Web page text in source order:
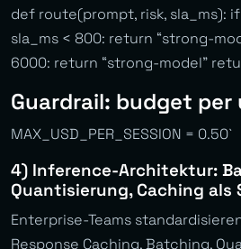
def route(prompt, risk, sla_ms): if
sla_ms < 800: return “strong-
6000: return “strong-model”
Guardrail: budget per
MAX_USD_PER_SESSION = 0.50`
4) Inference-Architektur:
Quantisierung, Caching als
Enterprise-Teams
Response Caching, Batching,